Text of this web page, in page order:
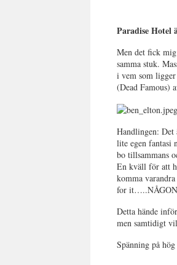
Paradise Hotel
Men det fick
samma stuk.
i vem som
(Dead Famous)
Handlingen:
lite egen fantasi
bo tillsammans
En kväll för att
komma
for
Detta hände
men samtidigt
Spänning på